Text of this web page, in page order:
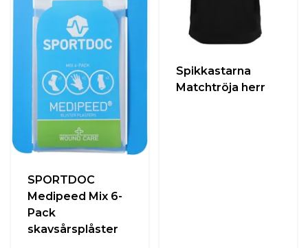
SPORTDOC
Medipeed Mix 6-
Pack
skavsårsplåster
Spikkastarna
Matchtröja herr